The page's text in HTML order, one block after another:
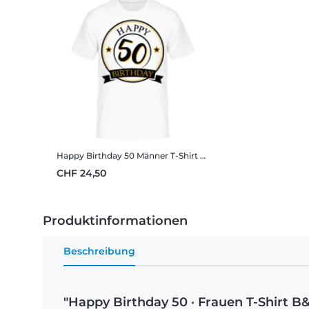
Happy Birthday 50 Männer T-Shirt B&C
CHF 24,50
Produktinformationen
Beschreibung
"Happy Birthday 50 · Frauen T-Shirt